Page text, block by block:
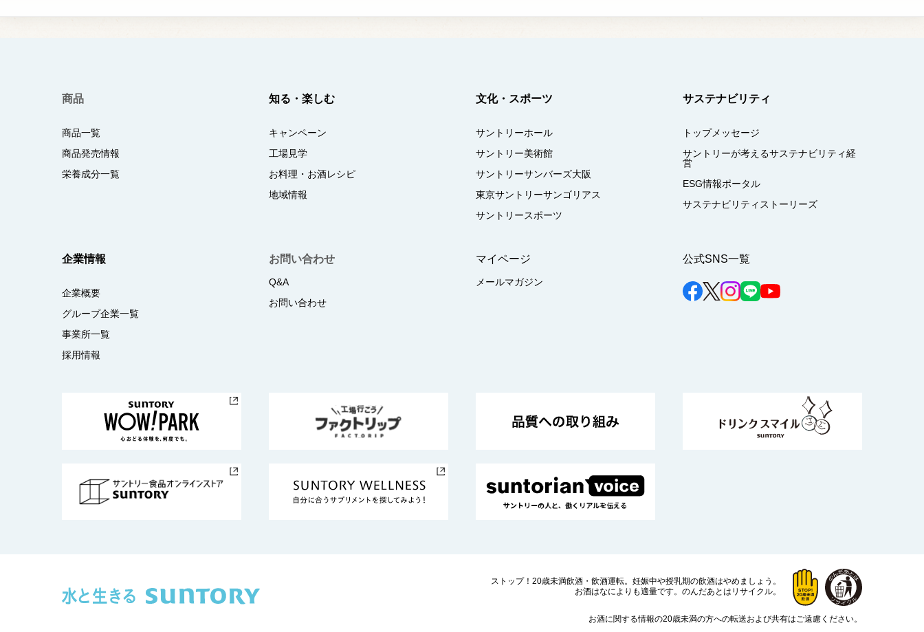
商品
商品一覧
商品発売情報
栄養成分一覧
知る・楽しむ
キャンペーン
工場見学
お料理・お酒レシピ
地域情報
文化・スポーツ
サントリーホール
サントリー美術館
サントリーサンバーズ大阪
東京サントリーサンゴリアス
サントリースポーツ
サステナビリティ
トップメッセージ
サントリーが考えるサステナビリティ経
営
ESG情報ポータル
サステナビリティストーリーズ
企業情報
企業概要
グループ企業一覧
事業所一覧
採用情報
お問い合わせ
Q&A
お問い合わせ
マイページ
メールマガジン
公式SNS一覧
ストップ！20歳未満飲酒・飲酒運転。 妊娠中や授乳期の飲酒はやめましょう。
お酒はなによりも適量です。 のんだあとはリサイクル。
お酒に関する情報の20歳未満の方への転送および共有はご遠慮ください。